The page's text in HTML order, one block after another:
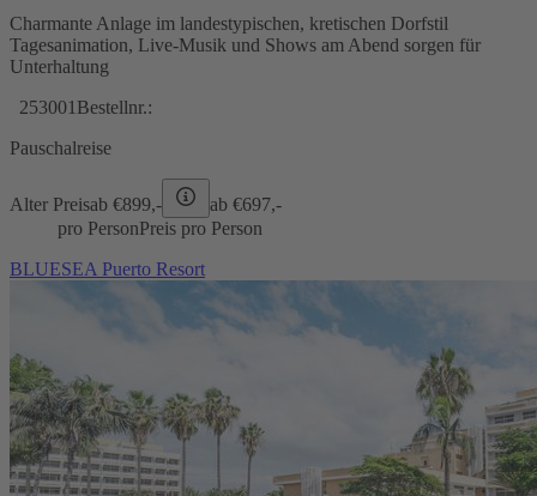
Charmante Anlage im landestypischen, kretischen Dorfstil
Tagesanimation, Live-Musik und Shows am Abend sorgen für
Unterhaltung
253001 Bestellnr.:
Pauschalreise
Alter Preisab €899,- ab €697,-
pro PersonPreis pro Person
BLUESEA Puerto Resort